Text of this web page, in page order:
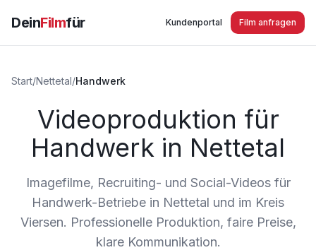
DeinFilmfür Kundenportal Film anfragen
Start/Nettetal/Handwerk
Videoproduktion für
Handwerk in Nettetal
Imagefilme, Recruiting- und Social-Videos für
Handwerk-Betriebe in Nettetal und im Kreis
Viersen. Professionelle Produktion, faire Preise,
klare Kommunikation.